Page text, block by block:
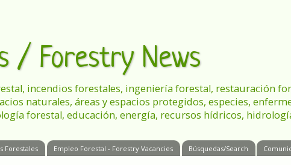
/ Forestry News
incendios forestales, ingeniería forestal, restauración
naturales, áreas y espacios protegidos, especies,
forestal, educación, energía, recursos hídricos,
Forestales Empleo Forestal - Forestry Vacancies Búsquedas/Search